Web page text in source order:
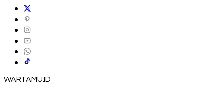
WARTAMU.ID